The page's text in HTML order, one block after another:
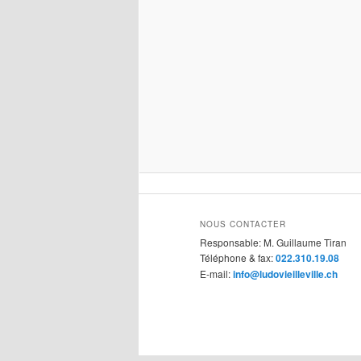
NOUS CONTACTER
Responsable: M. Guillaume Tiran
Téléphone & fax:022.310.19.08
E-mail:info@ludovieilleville.ch